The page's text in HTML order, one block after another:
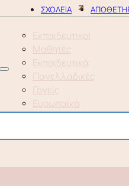
ΣΧΟΛΕΙΑ
Εκπαιδευτικοί
Μαθητές
Εκπαιδευτικά
Πανελλαδικές
Γονείς
Ευρωπαϊκά